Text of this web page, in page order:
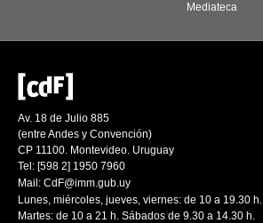
Mediateca
Av. 18 de Julio 885
(entre Andes y Convención)
CP 11100. Montevideo. Uruguay
Tel: [598 2] 1950 7960
Mail: CdF@imm.gub.uy
Lunes, miércoles, jueves, viernes: de 10 a 19.30 h.
Martes: de 10 a 21 h. Sábados de 9.30 a 14.30 h.